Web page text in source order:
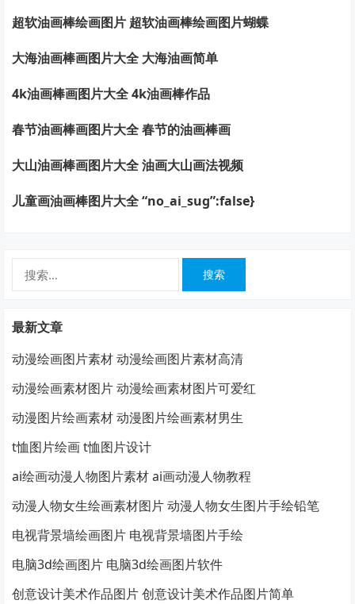
超软油画棒绘画图片 超软油画棒绘画图片蝴蝶
大海油画棒画图片大全 大海油画简单
4k油画棒画图片大全 4k油画棒作品
春节油画棒画图片大全 春节的油画棒画
大山油画棒画图片大全 油画大山画法视频
儿童画油画棒图片大全 “no_ai_sug”:false}
最新文章
动漫绘画图片素材 动漫绘画图片素材高清
动漫绘画素材图片 动漫绘画素材图片可爱红
动漫图片绘画素材 动漫图片绘画素材男生
t恤图片绘画 t恤图片设计
ai绘画动漫人物图片素材 ai画动漫人物教程
动漫人物女生绘画素材图片 动漫人物女生图片手绘铅笔
电视背景墙绘画图片 电视背景墙图片手绘
电脑3d绘画图片 电脑3d绘画图片软件
创意设计美术作品图片 创意设计美术作品图片简单